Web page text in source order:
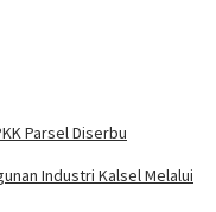
Parsel Diserbu
Industri Kalsel Melalui